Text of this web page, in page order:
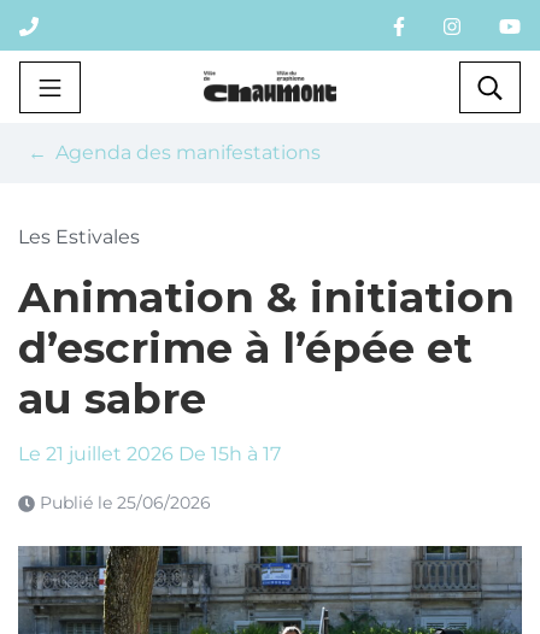
Aller
au
contenu
Chaumont
Agenda des manifestations
Les Estivales
Animation & initiation
d’escrime à l’épée et
au sabre
Le 21 juillet 2026 De 15h à 17
Publié le 25/06/2026